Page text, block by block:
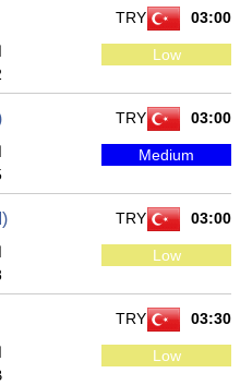
03:00
TRY
Low
03:00
TRY
Medium
03:00
TRY
Low
03:30
TRY
Low